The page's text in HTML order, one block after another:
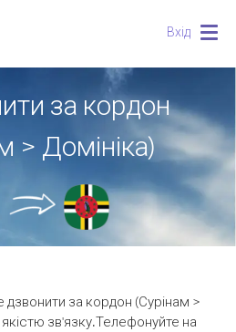
Вхід
за кордон
> Домініка)
дзвонити за кордон (Сурінам >
зв'язку.Телефонуйте на